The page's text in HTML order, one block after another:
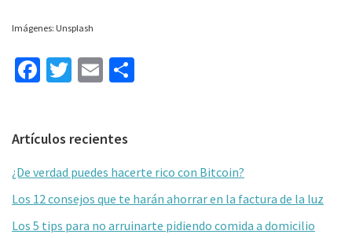
Imágenes: Unsplash
Fa
o
o
k
T
er
E
l
ar
tir
Barra
lateral
primaria
Artículos recientes
¿De verdad puedes hacerte rico con Bitcoin?
Los 12 consejos que te harán ahorrar en la factura de la luz
Los 5 tips para no arruinarte pidiendo comida a domicilio